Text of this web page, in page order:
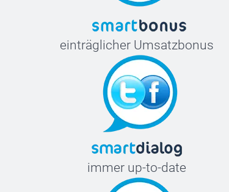
einträglicher Umsatzbonus
immer up-to-date